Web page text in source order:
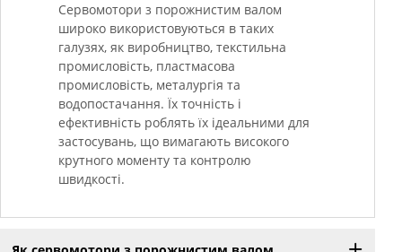
Сервомотори з порожнистим валом
широко використовуються в таких
галузях, як виробництво, текстильна
промисловість, пластмасова
промисловість, металургія та
водопостачання. Їх точність і
ефективність роблять їх ідеальними для
застосувань, що вимагають високого
крутного моменту та контролю
швидкості.